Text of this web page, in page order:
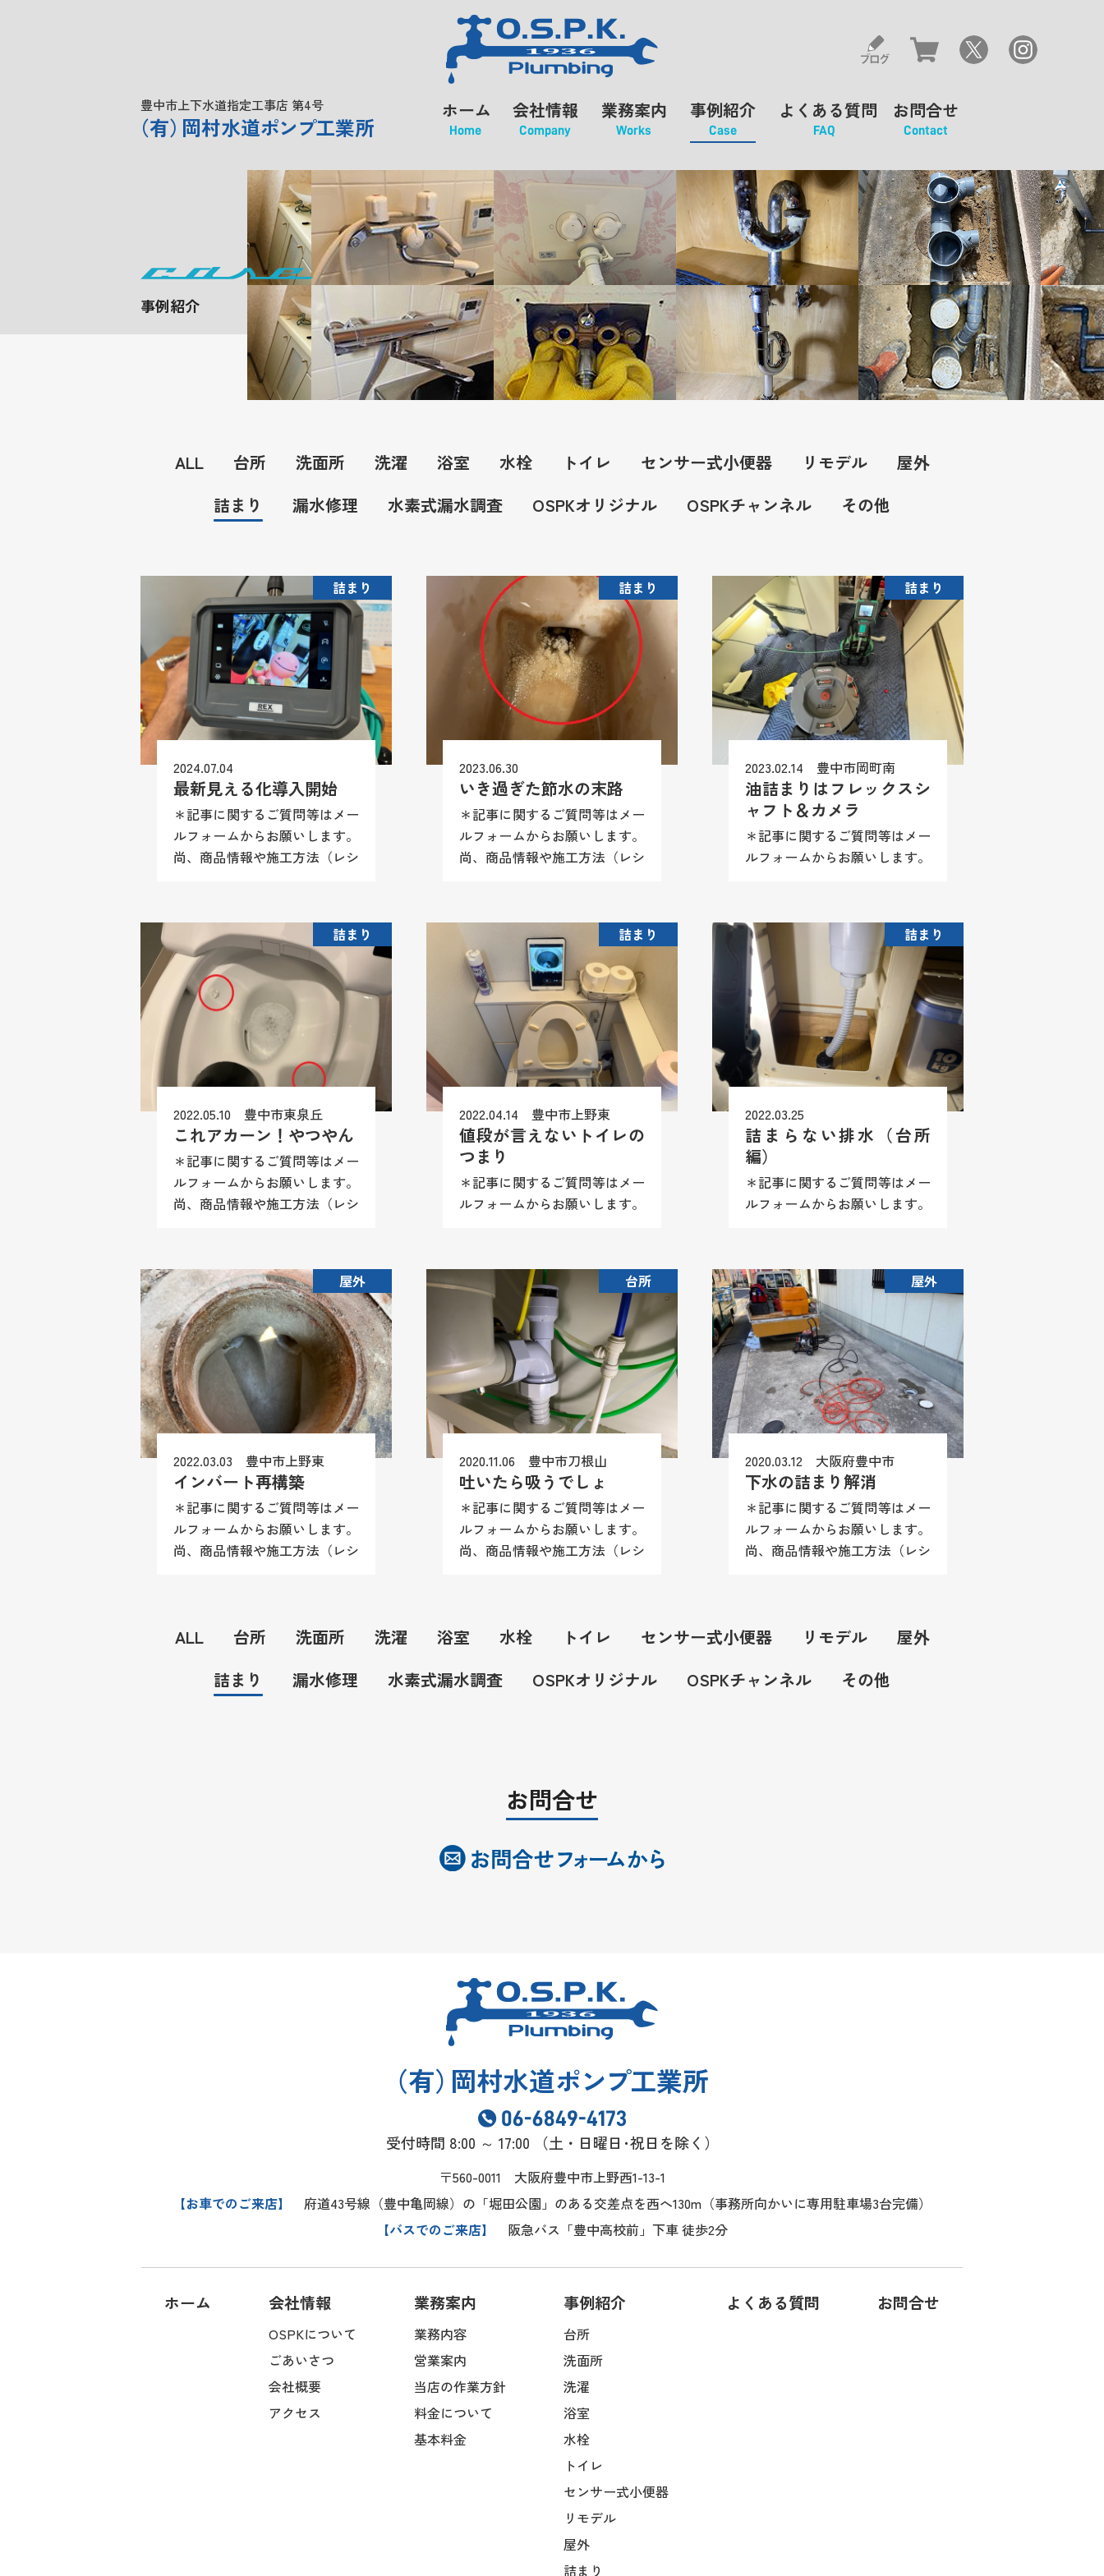
豊中市上下水道指定工事店 第4号
（有） 岡村水道ポンプ工業所
ホーム
Home
会社情報
Company
業務案内
Works
事例紹介
Case
よくある質問
FAQ
お問合せ
Contact
事例紹介
ALL 台所 洗面所 洗濯 浴室 水栓 トイレ センサー式小便器 リモデル
屋外
詰まり
漏水修理 水素式漏水調査 OSPKオリジナル OSPKチャンネル その他
詰まり
2024.07.04
最新見える化導入開始
＊記事に関するご質問等はメー
ルフォームからお願いします。
尚、商品情報や施工方法（レシ
月待ちで新しいアイテムが届き
ました。 毎度お馴染みREX工
業...
詰まり
2023.06.30
いき過ぎた節水の末路
＊記事に関するご質問等はメー
ルフォームからお願いします。
尚、商品情報や施工方法（レシ
れない・・・15年前に弊社がリ
モデルさせていただいたお客様
か...
詰まり
2023.02.14 豊中市岡町南
油詰まりはフレックスシ
ャフト＆カメラ
＊記事に関するご質問等はメー
ルフォームからお願いします。
でご理解願います。 排水が流
れないとの事で伺ったらこれ。
小口径桝に油の塊がべっとりで
固形...
詰まり
2022.05.10 豊中市東泉丘
これアカーン！やつやん
＊記事に関するご質問等はメー
ルフォームからお願いします。
尚、商品情報や施工方法（レシ
詰まったとの事でお伺いさせて
いただきました。最近は便器も
超節...
詰まり
2022.04.14 豊中市上野東
値段が言えないトイレの
つまり
＊記事に関するご質問等はメー
ルフォームからお願いします。
でご理解願います。 トイレの
流れが弱いんです・・・・そん
なご相談をいただいて現場へＧ
Ｏで...
詰まり
2022.03.25
詰まらない排水（台所
編）
＊記事に関するご質問等はメー
ルフォームからお願いします。
でご理解願います。 最近多い
台所排水つまり。原因はいくつ
があるのですが代表的な例とし
て ...
屋外
2022.03.03 豊中市上野東
インバート再構築
＊記事に関するご質問等はメー
ルフォームからお願いします。
尚、商品情報や施工方法（レシ
の底に大きな穴が開いて水漏れ
台所
2020.11.06 豊中市刀根山
吐いたら吸うでしょ
＊記事に関するご質問等はメー
ルフォームからお願いします。
尚、商品情報や施工方法（レシ
が台所の排水詰まり。詰まる原
屋外
2020.03.12 大阪府豊中市
下水の詰まり解消
＊記事に関するご質問等はメー
ルフォームからお願いします。
尚、商品情報や施工方法（レシ
改めて思ったのですが、この下
ALL 台所 洗面所 洗濯 浴室 水栓 トイレ センサー式小便器 リモデル
屋外
詰まり
漏水修理 水素式漏水調査 OSPKオリジナル OSPKチャンネル その他
お問合せ
（有） 岡村水道ポンプ工業所
受付時間 8:00 ～ 17:00 （土・日曜日･祝日を除く）
〒560-0011 大阪府豊中市上野西1-13-1
【お車でのご来店】
府道43号線（豊中亀岡線）の「堀田公園」のある交差点を西へ130m （事務所向かいに専用駐車場3台完備）
【バスでのご来店】
阪急バス「豊中高校前」下車 徒歩2分
ホーム 会社情報
OSPKについて
ごあいさつ
会社概要
アクセス
業務案内
業務内容
営業案内
当店の作業方針
料金について
基本料金
事例紹介
台所
洗面所
洗濯
浴室
水栓
トイレ
センサー式小便器
リモデル
屋外
詰まり
よくある質問 お問合せ